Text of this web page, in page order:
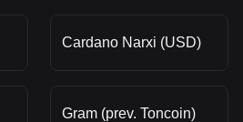
Cardano Narxi (USD)
Gram (prev. Toncoin)